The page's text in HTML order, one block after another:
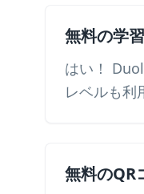
無料の学
はい！
レベルも利
無料のQR